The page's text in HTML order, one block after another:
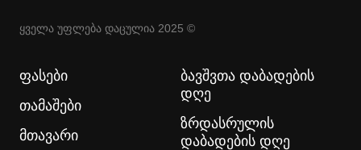
ყველა უფლება დაცულია 2025 ©
ფასები
თამაშები
მთავარი
ბავშვთა დაბადების
დღე
ზრდასრულის
დაბადების დღე